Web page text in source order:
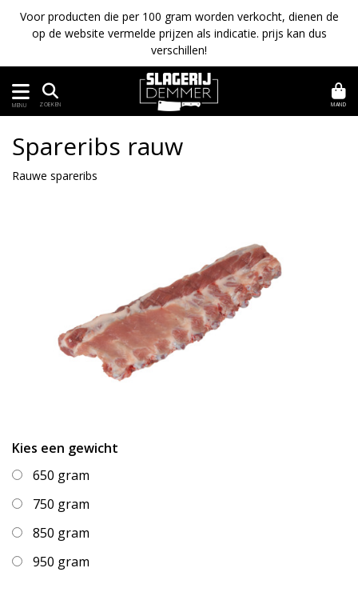
Voor producten die per 100 gram worden verkocht, dienen de
op de website vermelde prijzen als indicatie. prijs kan dus
verschillen!
MENU ZOEKEN MAND
Spareribs rauw
Rauwe spareribs
Kies een gewicht
650 gram
750 gram
850 gram
950 gram